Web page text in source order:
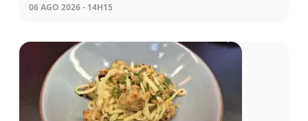
06 AGO 2026 - 14H15